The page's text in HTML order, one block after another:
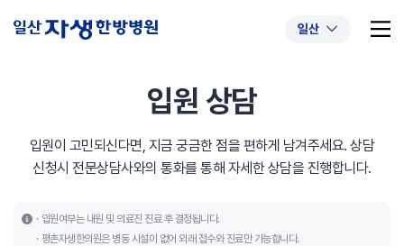
일산
추천 검색어 #초음파약침 #척추압박골절
#추나요법
입원 상담
입원이 고민되신다면, 지금 궁금한 점을 편하게 남겨주세요.상담
신청시 전문상담사와의 통화를 통해 자세한 상담을 진행합니다.
입원여부는 내원 및 의료진 진료 후 결정됩니다.
평촌자생한의원은 병동 시설이 없어 외래 접수와 진료만 가능합니다.